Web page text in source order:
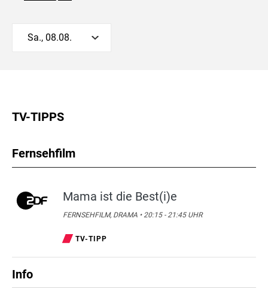
Sa., 08.08.
TV-TIPPS
Fernsehfilm
Mama ist die Best(i)e
FERNSEHFILM, DRAMA • 20:15 - 21:45 UHR
TV-TIPP
Info